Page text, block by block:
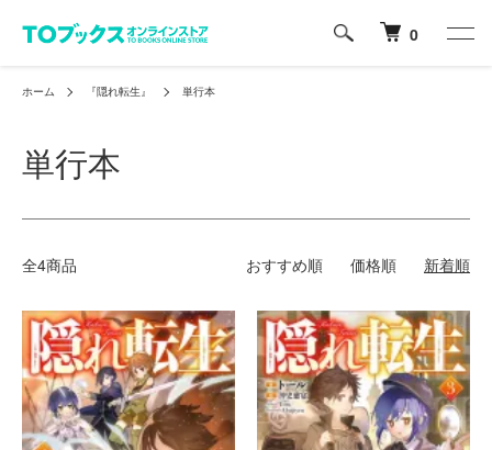
0
ホーム 『隠れ転生』 単行本
単行本
全4商品 おすすめ順 価格順 新着順